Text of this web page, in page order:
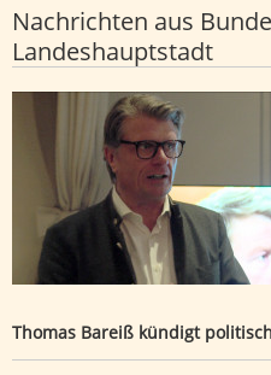
Nachrichten aus
Landeshauptstadt
Thomas Bareiß kündigt
Thomas Bareiß kündigt